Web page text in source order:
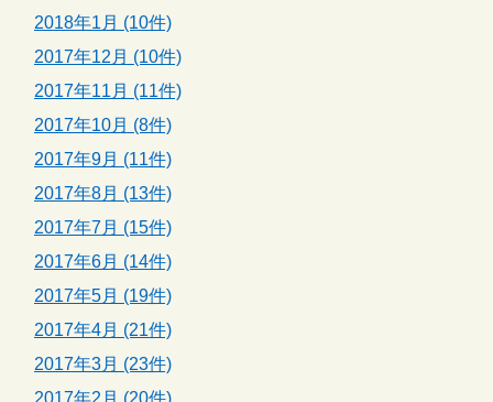
2018年1月 (10件)
2017年12月 (10件)
2017年11月 (11件)
2017年10月 (8件)
2017年9月 (11件)
2017年8月 (13件)
2017年7月 (15件)
2017年6月 (14件)
2017年5月 (19件)
2017年4月 (21件)
2017年3月 (23件)
2017年2月 (20件)